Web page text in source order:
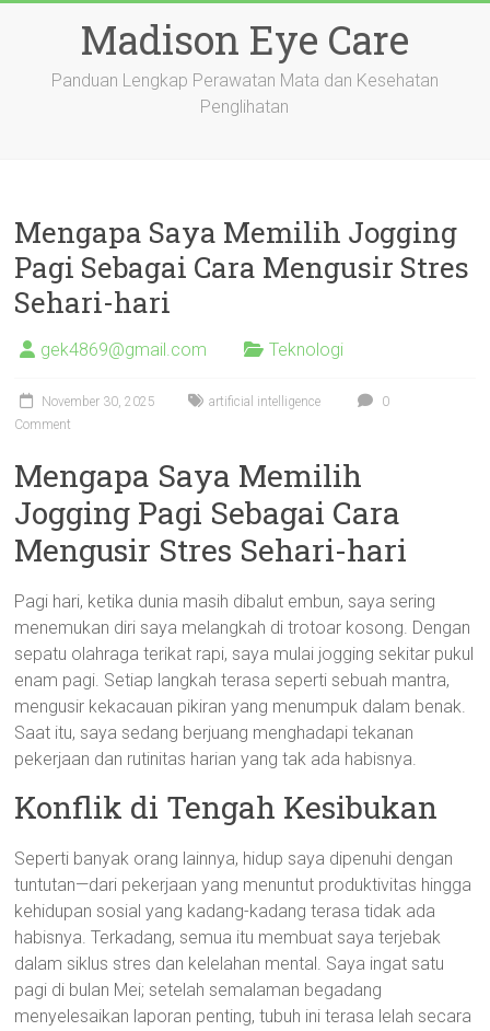
Madison Eye Care
Panduan Lengkap Perawatan Mata dan Kesehatan
Penglihatan
Mengapa Saya Memilih Jogging
Pagi Sebagai Cara Mengusir Stres
Sehari-hari
gek4869@gmail.com Teknologi
November 30, 2025 artificial intelligence
0
Comment
Mengapa Saya Memilih
Jogging Pagi Sebagai Cara
Mengusir Stres Sehari-hari
Pagi hari, ketika dunia masih dibalut embun, saya sering
menemukan diri saya melangkah di trotoar kosong. Dengan
sepatu olahraga terikat rapi, saya mulai jogging sekitar pukul
enam pagi. Setiap langkah terasa seperti sebuah mantra,
mengusir kekacauan pikiran yang menumpuk dalam benak.
Saat itu, saya sedang berjuang menghadapi tekanan
pekerjaan dan rutinitas harian yang tak ada habisnya.
Konflik di Tengah Kesibukan
Seperti banyak orang lainnya, hidup saya dipenuhi dengan
tuntutan—dari pekerjaan yang menuntut produktivitas hingga
kehidupan sosial yang kadang-kadang terasa tidak ada
habisnya. Terkadang, semua itu membuat saya terjebak
dalam siklus stres dan kelelahan mental. Saya ingat satu
pagi di bulan Mei; setelah semalaman begadang
menyelesaikan laporan penting, tubuh ini terasa lelah secara